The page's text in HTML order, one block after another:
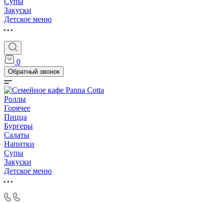
Закуски
Детское меню
0
Обратный звонок
Роллы
Горячее
Пицца
Бургеры
Салаты
Напитки
Супы
Закуски
Детское меню